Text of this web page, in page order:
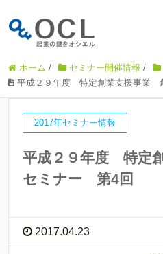
ホーム / セミナー開催情報 /
平成２９年度 特定創業支援事業
2017年セミナー情報
平成２９年度 特定
セミナー 第4回
2017.04.23